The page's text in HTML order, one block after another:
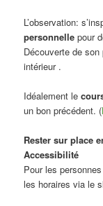
L’observation:
personnelle pour
Découverte de
intérieur .
Idéalement le
un bon précédent. (
Rester sur place
Accessibilité
Pour les
les horaires via le